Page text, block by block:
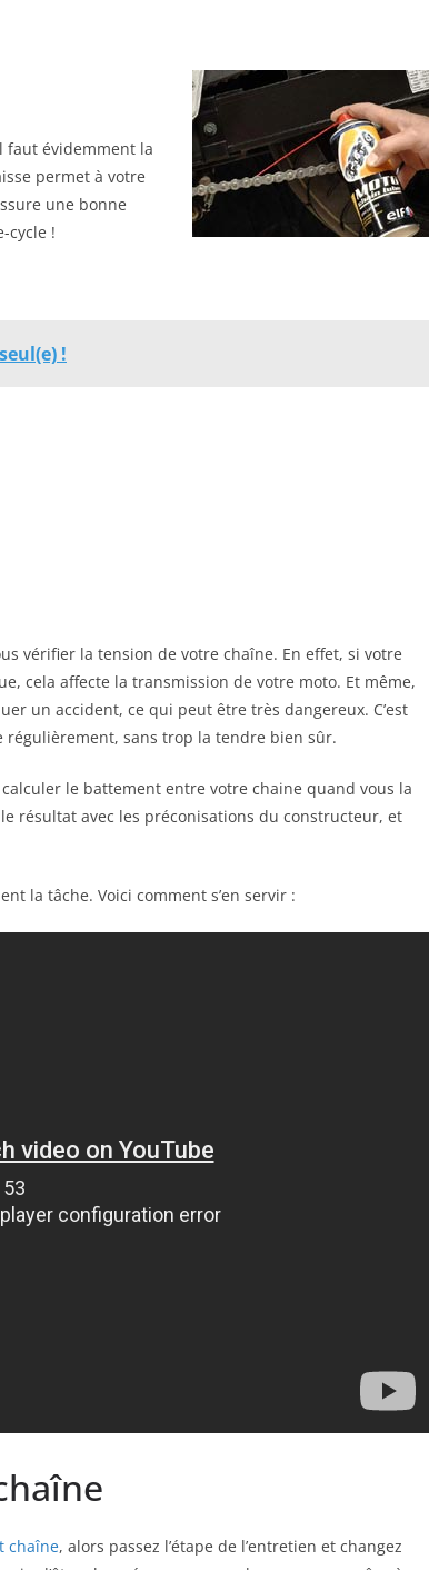
faut évidemment la
permet à votre
une bonne
cycle !
!
vérifier la tension de votre chaîne. En effet, si votre
cela affecte la transmission de votre moto. Et même,
un accident, ce qui peut être très dangereux. C’est
sans trop la tendre bien sûr.
le battement entre votre chaine quand vous la
résultat avec les préconisations du constructeur, et
la tâche. Voici comment s’en servir :
chaîne, alors passez l’étape de l’entretien et changez